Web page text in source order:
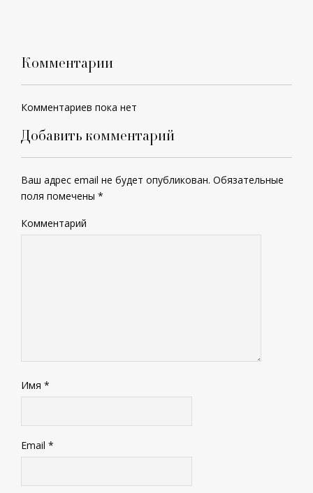
Комментарии
Комментариев пока нет
Добавить комментарий
Ваш адрес email не будет опубликован. Обязательные
поля помечены *
Комментарий
Имя *
Email *